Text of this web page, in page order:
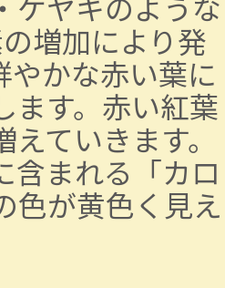
増加により発
かな赤い葉に
ます。赤い紅葉
ていきます。
含まれる「カロ
色が黄色く見え